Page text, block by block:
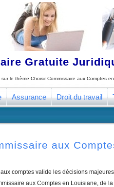
Gratuite
sur le thème Choisir Commissaire aux Comptes
Assurance Droit du travail
aux
comptes valide les décisions
aux Comptes en Louisiane, de